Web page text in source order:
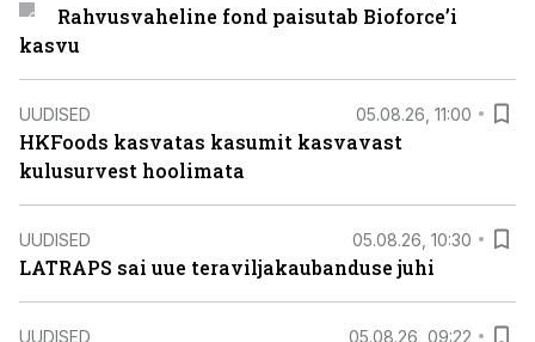
Rahvusvaheline fond paisutab Bioforce’i
kasvu
UUDISED 05.08.26, 11:00
HKFoods kasvatas kasumit kasvavast
kulusurvest hoolimata
UUDISED 05.08.26, 10:30
LATRAPS sai uue teraviljakaubanduse juhi
UUDISED 05.08.26, 09:22